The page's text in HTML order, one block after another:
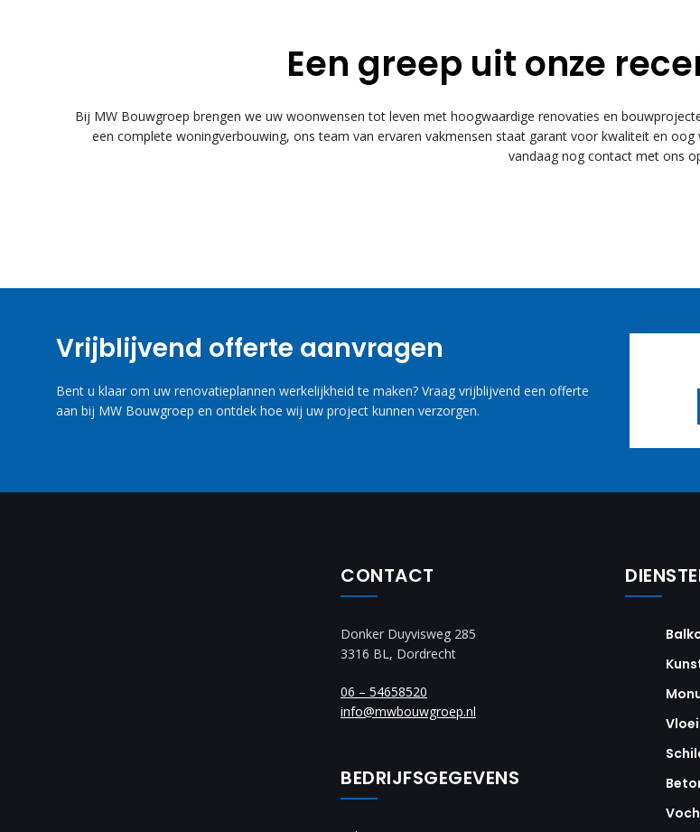
Een greep uit onze
Bij MW Bouwgroep brengen we uw woonwensen tot leven met hoogwaardige renovaties en
een complete woningverbouwing, ons team van ervaren vakmensen staat garant voor kwaliteit en
vandaag nog contact met ons
Vrijblijvend offerte aanvragen
Bent u klaar om uw renovatieplannen werkelijkheid te maken? Vraag vrijblijvend een offerte
aan bij MW Bouwgroep en ontdek hoe wij uw project kunnen verzorgen.
CONTACT
Donker Duyvisweg 285
3316 BL, Dordrecht
06 – 54658520
info@mwbouwgroep.nl
BEDRIJFSGEGEVENS